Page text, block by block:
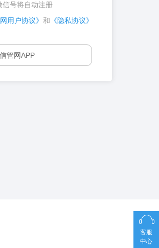
信号将自动注册
用户协议》 和 《隐私协议》
管网APP
客服
中心